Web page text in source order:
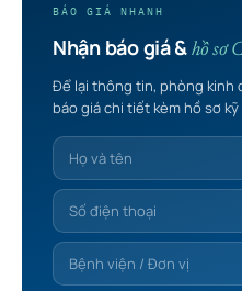
BÁO GIÁ NHANH
Nhận báo giá & hồ sơ
Để lại thông tin, phòng kinh
báo giá chi tiết kèm hồ sơ kỹ